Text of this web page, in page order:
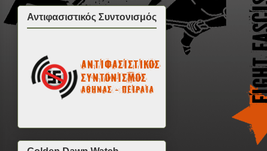
Αντιφασιστικός Συντονισμός